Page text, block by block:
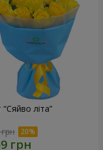
“Сяйво літа”